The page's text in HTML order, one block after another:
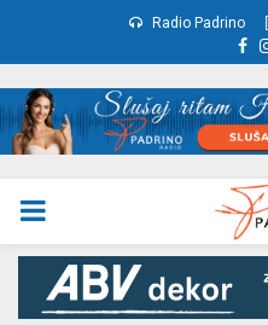
Radio Padrino
PRIMARY
MENU